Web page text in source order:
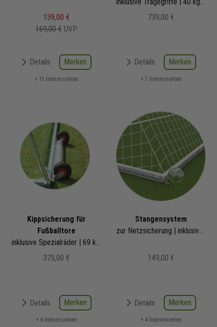
139,00 €
169,00 € UVP
Details Merken
+ 15 Interessenten
739,00 €
Details Merken
+ 7 Interessenten
Kippsicherung für
Fußballtore
inklusive Spezialräder | 69 kg pro Gewicht
375,00 €
Details Merken
+ 6 Interessenten
Stangensystem
zur Netzsicherung | inklusive Schloss | für 1,50m Tortiefe
149,00 €
Details Merken
+ 4 Interessenten